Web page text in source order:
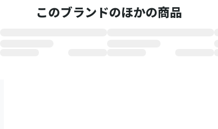
このブランドのほかの商品